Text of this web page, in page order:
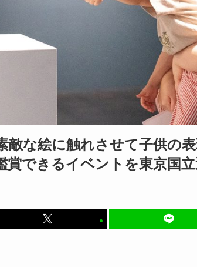
敵な絵に触れさせて子供の
賞できるイベントを東京国